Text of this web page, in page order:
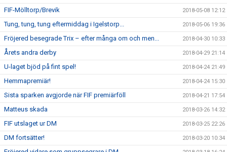
FIF-Mölltorp/Brevik 2018-05-08 12:12
Tung, tung, tung eftermiddag i Igelstorp... 2018-05-06 19:36
Fröjered besegrade Trix – efter många om och men... 2018-04-30 10:33
Årets andra derby 2018-04-29 21:14
U-laget bjöd på fint spel! 2018-04-24 21:49
Hemmapremiär! 2018-04-24 15:30
Sista sparken avgjorde när FIF premiärföll 2018-04-21 17:54
Matteus skada 2018-03-26 14:32
FIF utslaget ur DM 2018-03-25 22:26
DM fortsätter! 2018-03-20 10:34